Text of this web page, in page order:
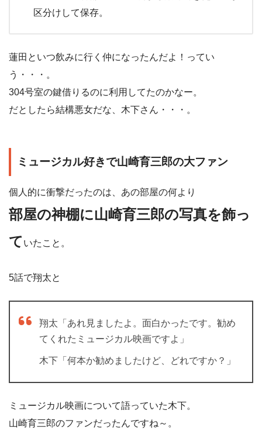
区分けして保存。
蓮田といつ飲みに行く仲になったんだよ！ってい
う・・・。
304号室の鍵借りるのに利用してたのかなー。
だとしたら結構悪女だな、木下さん・・・。
ミュージカル好きで山崎育三郎の大ファン
個人的に衝撃だったのは、あの部屋の何より
部屋の神棚に山崎育三郎の写真を飾っ
て いたこと。
5話で翔太と
翔太「あれ見ましたよ。面白かったです。勧め
てくれたミュージカル映画ですよ」
木下「何本か勧めましたけど、どれですか？」
ミュージカル映画について語っていた木下。
山崎育三郎のファンだったんですね～。